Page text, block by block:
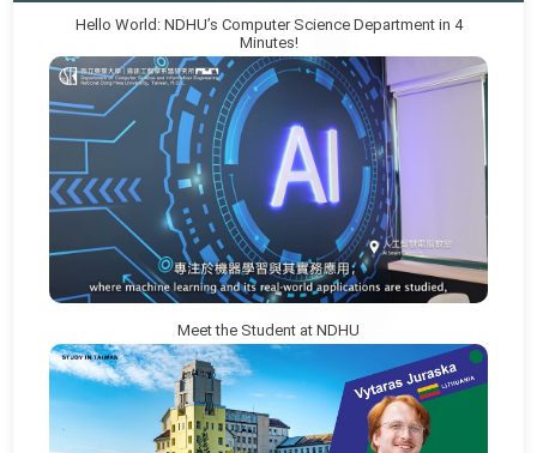
Hello World: NDHU’s Computer Science Department in 4
Minutes!
Meet the Student at NDHU